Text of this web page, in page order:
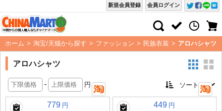
会員ログイン
新規会員登録
ホーム > 淘宝/天猫から探す > ファッション > 民族衣装 > アロハシャツ
アロハシャツ
- 円
779 円 449 円